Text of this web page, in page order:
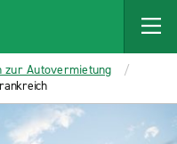
zur Autovermietung